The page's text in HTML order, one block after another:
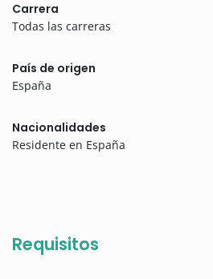
Carrera
Todas las carreras
País de origen
España
Nacionalidades
Residente en España
Requisitos